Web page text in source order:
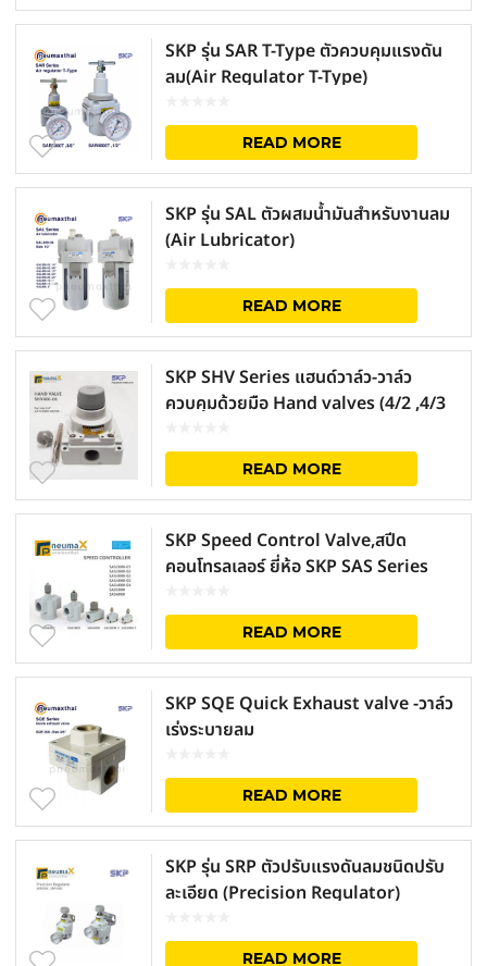
SKP รุ่น SAR T-Type ตัวควบคุมแรงดัน
ลม(Air Regulator T-Type)
READ MORE
SKP รุ่น SAL ตัวผสมน้ำมันสำหรับงานลม
(Air Lubricator)
READ MORE
SKP SHV Series แฮนด์วาล์ว-วาล์ว
ควบคุมด้วยมือ Hand valves (4/2 ,4/3
READ MORE
SKP Speed Control Valve,สปีด
คอนโทรลเลอร์ ยี่ห้อ SKP SAS Series
READ MORE
SKP SQE Quick Exhaust valve -วาล์ว
เร่งระบายลม
READ MORE
SKP รุ่น SRP ตัวปรับแรงดันลมชนิดปรับ
ละเอียด (Precision Regulator)
READ MORE